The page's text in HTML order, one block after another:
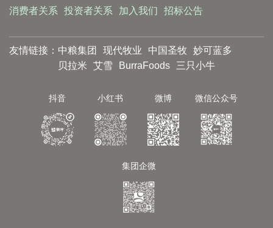
消费者关系
投资者关系 加入我们 招标公告
友情链接： 中粮集团 现代牧业 中国圣牧 妙可蓝多
贝拉米
艾雪 BurraFoods 三只小牛
抖音 小红书 微博 微信公众号
集团企微